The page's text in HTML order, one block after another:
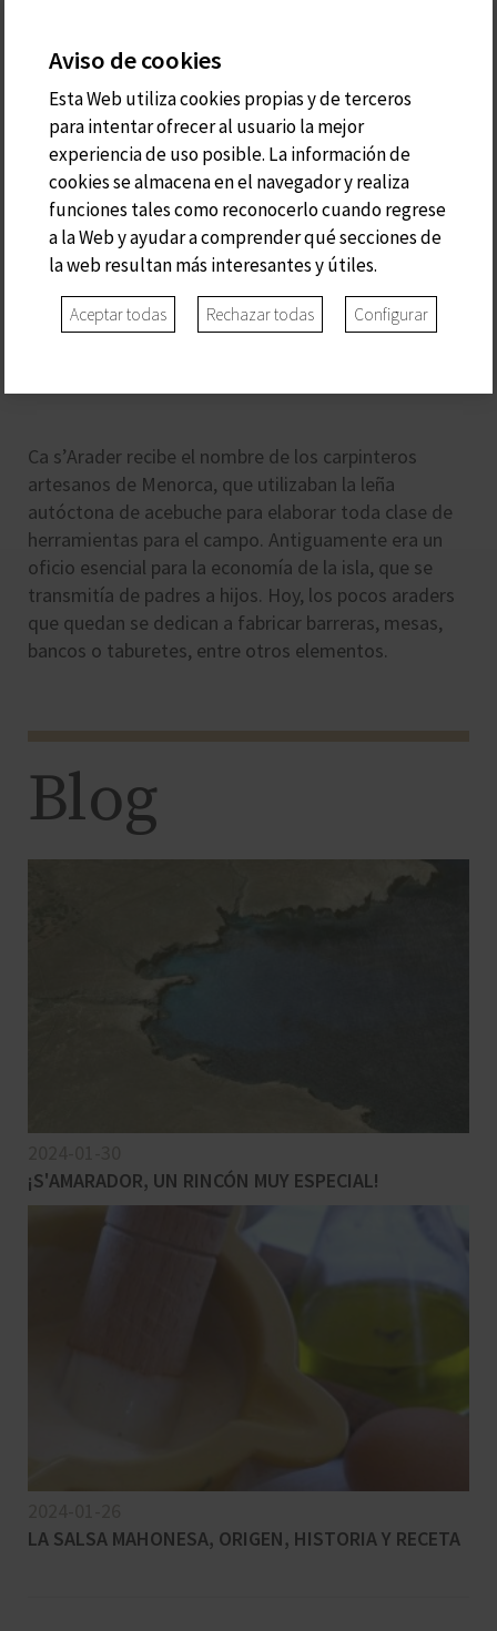
Ca s’Arader recibe el nombre de los carpinteros
artesanos de Menorca, que utilizaban la leña
autóctona de acebuche para elaborar toda clase de
herramientas para el campo. Antiguamente era un
oficio esencial para la economía de la isla, que se
transmitía de padres a hijos. Hoy, los pocos araders
que quedan se dedican a fabricar barreras, mesas,
bancos o taburetes, entre otros elementos.
Blog
¡S'AMARADOR, UN RINCÓN MUY ESPECIAL!
LA SALSA MAHONESA, ORIGEN, HISTORIA Y RECETA
Aviso de cookies
Esta Web utiliza cookies propias y de terceros
para intentar ofrecer al usuario la mejor
experiencia de uso posible. La información de
cookies se almacena en el navegador y realiza
funciones tales como reconocerlo cuando regrese
a la Web y ayudar a comprender qué secciones de
la web resultan más interesantes y útiles.
Aceptar todas Rechazar todas Configurar